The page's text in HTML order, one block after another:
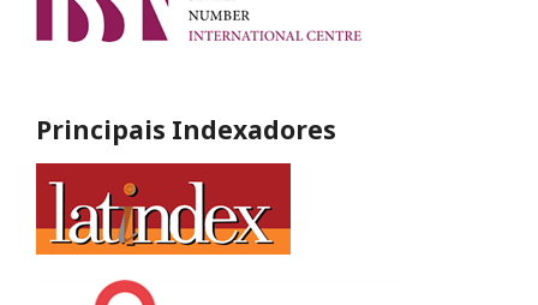
Principais Indexadores